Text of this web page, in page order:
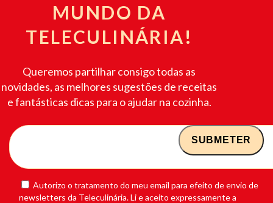
MUNDO DA
TELECULINÁRIA!
Queremos partilhar consigo todas as
novidades, as melhores sugestões de receitas
e fantásticas dicas para o ajudar na cozinha.
Autorizo o tratamento do meu email para efeito de envio de
newsletters da Teleculinária. Li e aceito expressamente a